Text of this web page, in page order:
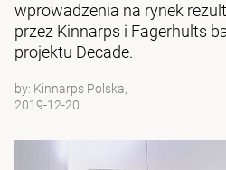
wprowadzenia na rynek
przez Kinnarps i Fagerhults
projektu Decade.
by: Kinnarps Polska,
2019-12-20